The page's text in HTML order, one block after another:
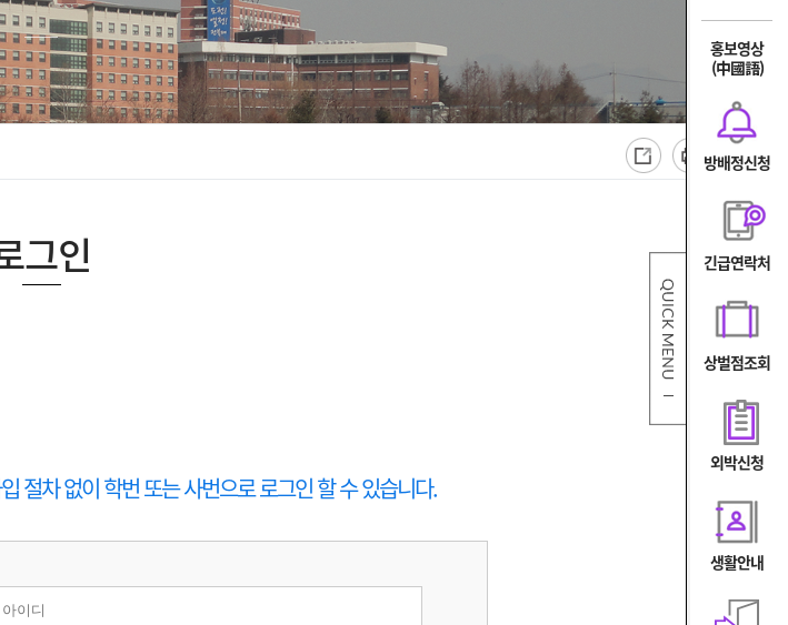
그인
절차 없이 학번 또는 사번으로 로그인 할 수 있습니다.
홍보영상
(中國語)
방배정신청
긴급연락처
상벌점조회
외박신청
생활안내